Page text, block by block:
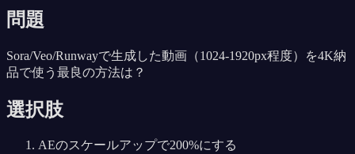
問題
Sora/Veo/Runwayで生成した動画（1024-1920px程度）を4K納
品で使う最良の方法は？
選択肢
AEのスケールアップで200%にする